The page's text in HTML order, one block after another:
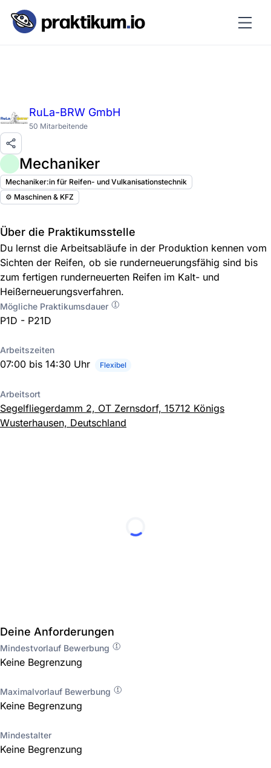
RuLa-BRW GmbH
50 Mitarbeitende
Mechaniker
Mechaniker:in für Reifen- und Vulkanisationstechnik
⚙️ Maschinen & KFZ
Über die Praktikumsstelle
Du lernst die Arbeitsabläufe in der Produktion kennen vom
Sichten der Reifen, ob sie runderneuerungsfähig sind bis
zum fertigen runderneuerten Reifen im Kalt- und
Heißerneuerungsverfahren.
Mögliche Praktikumsdauer
P1D - P21D
Arbeitszeiten
07:00 bis 14:30 Uhr Flexibel
Arbeitsort
Segelfliegerdamm 2, OT Zernsdorf, 15712 Königs
Wusterhausen, Deutschland
Deine Anforderungen
Mindestvorlauf Bewerbung
Keine Begrenzung
Maximalvorlauf Bewerbung
Keine Begrenzung
Mindestalter
Keine Begrenzung